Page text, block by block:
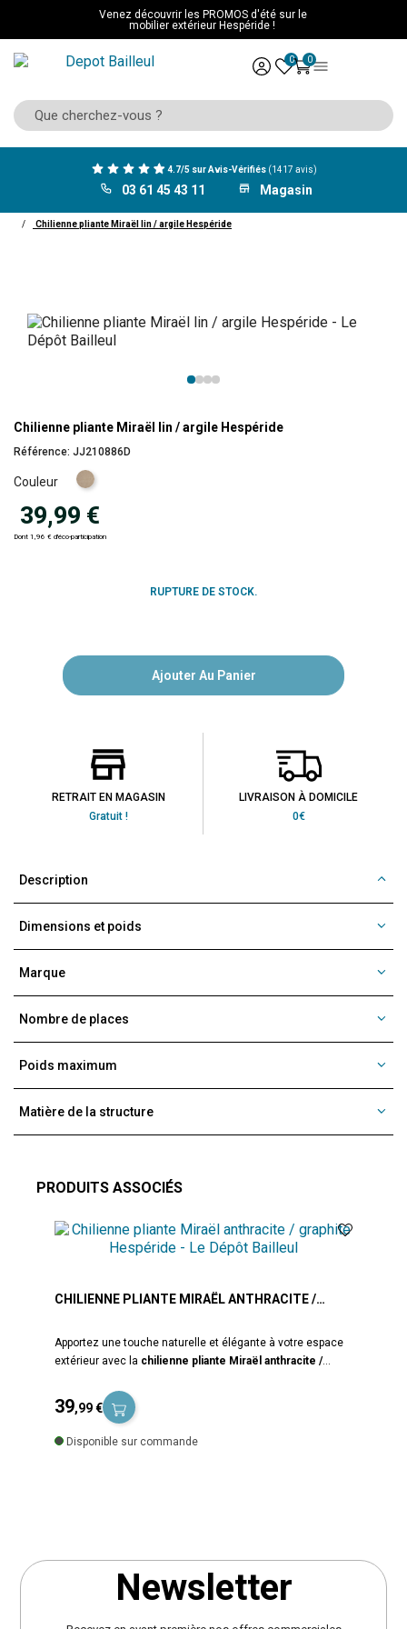
Venez découvrir les PROMOS d'été sur le
mobilier extérieur Hespéride !
0 0
4.7/5 sur Avis-Vérifiés (1417 avis)
03 61 45 43 11 Magasin
Chilienne pliante Miraël lin / argile Hespéride
Chilienne pliante Miraël lin / argile Hespéride
Référence: JJ210886D
Couleur
Lin
39,99 €
Dont 1,96 € d'éco-participation
RUPTURE DE STOCK.
Ajouter Au Panier
RETRAIT EN MAGASIN
Gratuit !
LIVRAISON À DOMICILE
0€
Description
Dimensions et poids
Marque
Nombre de places
Poids maximum
Matière de la structure
PRODUITS ASSOCIÉS
CHILIENNE PLIANTE MIRAËL ANTHRACITE /
Apportez une touche naturelle et élégante à votre espace
extérieur avec la chilienne pliante Miraël anthracite /
offrir
confort, praticité et résistance
est idéale pour profiter de moments de détente au jardin,
sur la terrasse, le balcon ou au bord de la piscine. La
chilienne Miraël est équipée d’une structure en acier traité
d’une assise en texaline 580 g/m², une toile technique
reconnue pour ses qualités en mobilier d’extérieur :
respirante et agréable même par forte chaleur, résistante
39,99 €
Disponible sur commande
Newsletter